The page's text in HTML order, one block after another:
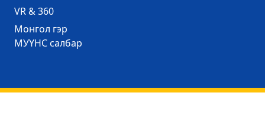
VR & 360
Mонгол гэр
МУҮНС салбар